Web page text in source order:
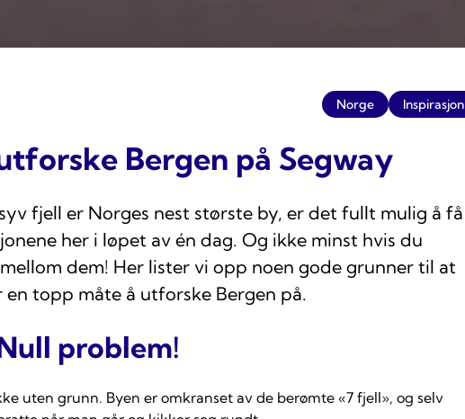
Norge Inspirasjon
Bergen på Segway
fjell er Norges nest største by, er det fullt mulig å få
her i løpet av én dag. Og ikke minst hvis du
dem! Her lister vi opp noen gode grunner til at
topp måte å utforske Bergen på.
problem!
uten grunn. Byen er omkranset av de berømte «7 fjell», og selv